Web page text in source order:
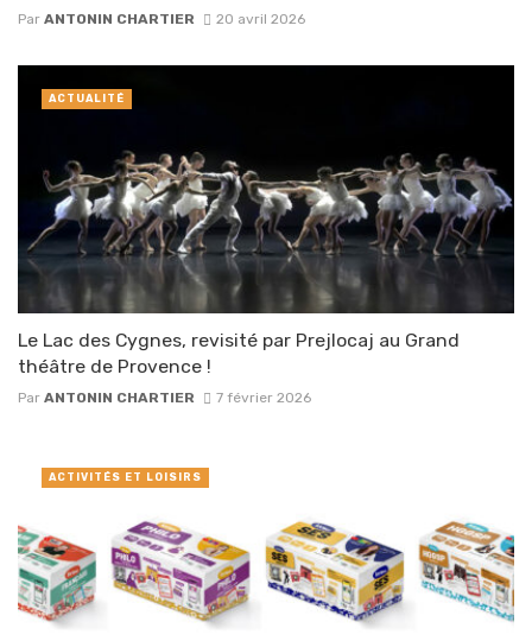
Par ANTONIN CHARTIER 20 avril 2026
Le Lac des Cygnes, revisité par Prejlocaj au Grand
théâtre de Provence !
Par ANTONIN CHARTIER 7 février 2026
ACTUALITÉ
ACTIVITÉS ET LOISIRS